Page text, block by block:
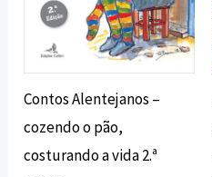
Contos Alentejanos –
cozendo o pão,
costurando a vida 2.ª